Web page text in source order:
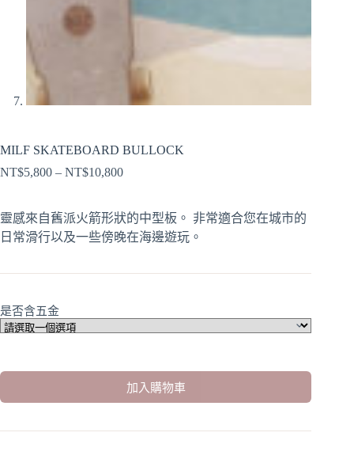
MILF SKATEBOARD BULLOCK
NT$5,800 – NT$10,800
靈感來自舊派火箭形狀的中型板。 非常適合您在城市的
日常滑行以及一些傍晚在海邊遊玩。
是否含五金
加入購物車